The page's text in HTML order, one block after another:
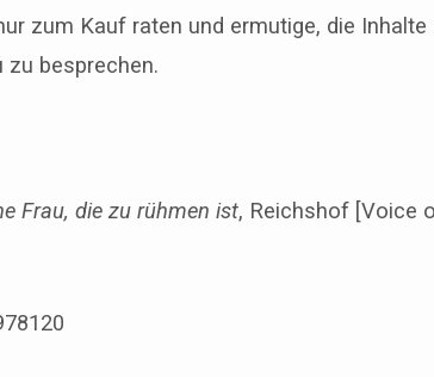
zum Kauf raten und ermutige, die
zu besprechen.
Frau, die zu rühmen ist, Reichshof [Voice